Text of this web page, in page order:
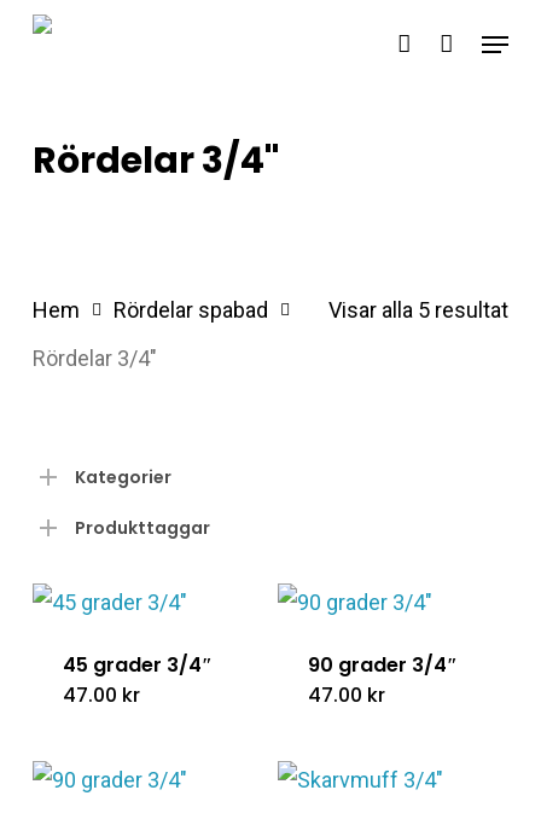
Skip
account
Menu
Rördelar 3/4"
Visar alla 5 resultat
Hem
Rördelar spabad
Rördelar 3/4"
Kategorier
Produkttaggar
45 grader 3/4″
47.00 kr
90 grader 3/4″
47.00 kr